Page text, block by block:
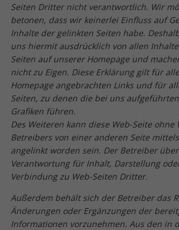
Seiten Dritter nicht verantwortlich. Wir
betonen, dass wir keinerlei Einfluss auf
Inhalte der gelinkten Seiten habe.
uns hiermit ausdrücklich von allen
Seiten auf unserer Homepage und
nicht zu Eigen. Diese Erklärung gilt für
Homepage angebrachten Links und für
Seiten, zu denen die bei uns
Grafiken führen.
Des Weiteren kann diese Web-Seite ohne
Betreibers von einer anderen Seite
angelinkt worden sein. Der Betreiber
Verantwortung für Inhalt, Darstellung
Verbindung zu Web-Seiten Dritter.
Außerdem behält sich der Betreiber das
Änderungen oder Ergänzungen der
Informationen vorzunehmen. Aus den in